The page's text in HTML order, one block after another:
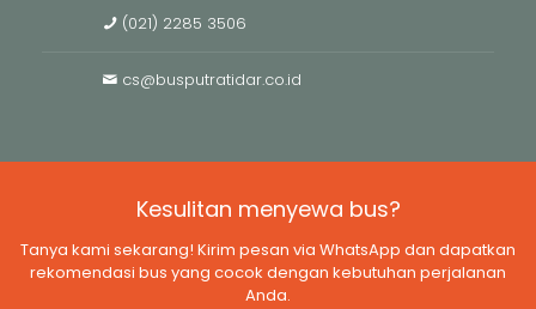
(021) 2285 3506
cs@busputratidar.co.id
Kesulitan menyewa bus?
Tanya kami sekarang! Kirim pesan via WhatsApp dan dapatkan
rekomendasi bus yang cocok dengan kebutuhan perjalanan
Anda.